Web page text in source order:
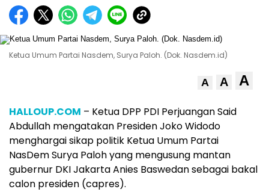
Ketua Umum Partai Nasdem, Surya Paloh. (Dok. Nasdem.id)
A A A
HALLOUP.COM – Ketua DPP PDI Perjuangan Said
Abdullah mengatakan Presiden Joko Widodo
menghargai sikap politik Ketua Umum Partai
NasDem Surya Paloh yang mengusung mantan
gubernur DKI Jakarta Anies Baswedan sebagai bakal
calon presiden (capres).